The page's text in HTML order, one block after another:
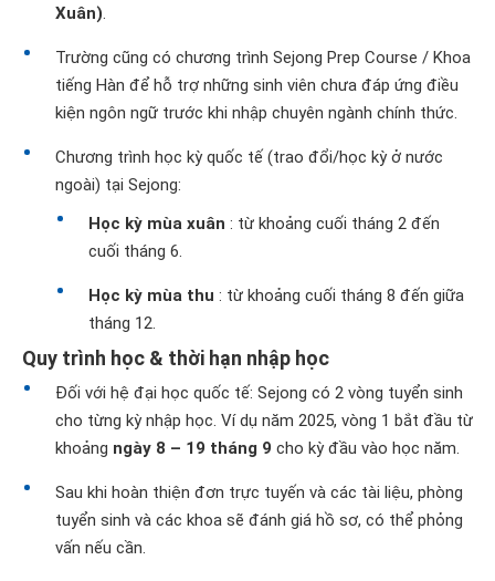
Xuân).
Trường cũng có chương trình Sejong Prep Course / Khoa
tiếng Hàn để hỗ trợ những sinh viên chưa đáp ứng điều
kiện ngôn ngữ trước khi nhập chuyên ngành chính thức.
Chương trình học kỳ quốc tế (trao đổi/học kỳ ở nước
ngoài) tại Sejong:
Học kỳ mùa xuân : từ khoảng cuối tháng 2 đến
cuối tháng 6.
Học kỳ mùa thu : từ khoảng cuối tháng 8 đến giữa
tháng 12.
Quy trình học & thời hạn nhập học
Đối với hệ đại học quốc tế: Sejong có 2 vòng tuyển sinh
cho từng kỳ nhập học. Ví dụ năm 2025, vòng 1 bắt đầu từ
khoảng ngày 8 – 19 tháng 9 cho kỳ đầu vào học năm.
Sau khi hoàn thiện đơn trực tuyến và các tài liệu, phòng
tuyển sinh và các khoa sẽ đánh giá hồ sơ, có thể phỏng
vấn nếu cần.